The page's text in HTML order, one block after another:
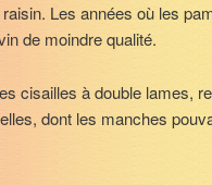
Les années où les
de moindre qualité.
cisailles à double lames,
dont les manches